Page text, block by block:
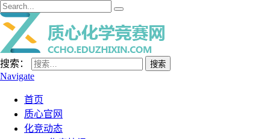
搜索：
Navigate
首页
质心官网
化竞动态